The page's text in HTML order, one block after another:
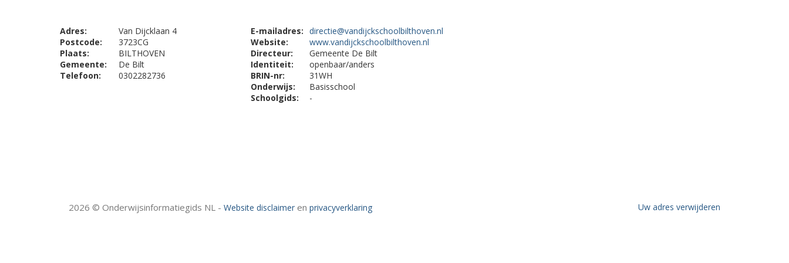
Adres:
Van Dijcklaan 4
Postcode:
3723CG
Plaats:
BILTHOVEN
Gemeente:
De Bilt
Telefoon:
0302282736
E-mailadres: directie@vandijckschoolbilthoven.nl
Website:
www.vandijckschoolbilthoven.nl
Directeur:
Gemeente De Bilt
Identiteit:
openbaar/anders
BRIN-nr:
31WH
Onderwijs:
Basisschool
Schoolgids:
-
2026 © Onderwijsinformatiegids NL - Website disclaimer en privacyverklaring Uw adres verwijderen